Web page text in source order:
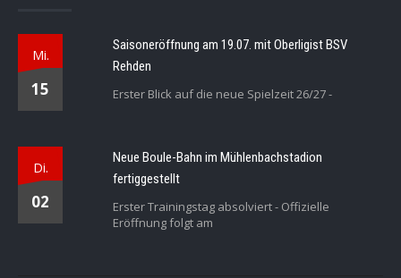
Mi.
15
Saisoneröffnung am 19.07. mit Oberligist BSV
Rehden
Erster Blick auf die neue Spielzeit 26/27 -
Di.
02
Neue Boule-Bahn im Mühlenbachstadion
fertiggestellt
Erster Trainingstag absolviert - Offizielle
Eröffnung folgt am